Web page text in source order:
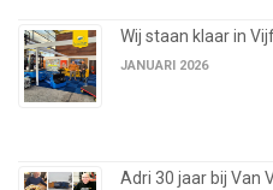
Wij staan klaar in
JANUARI 2026
Adri 30 jaar bij Van